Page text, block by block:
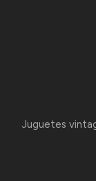
Juguetes